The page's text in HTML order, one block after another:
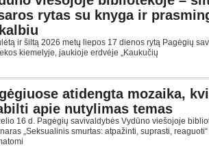
rytas su knyga ir
ir šiltą 2026 metų liepos 17 dienos rytą Pagėgių
kiemelyje, jaukioje erdvėje „Kaukučių
atidengta mozaika,
apie nutylimas temas
16 d. Pagėgių savivaldybės Vydūno viešojoje
„Seksualinis smurtas: atpažinti, suprasti,